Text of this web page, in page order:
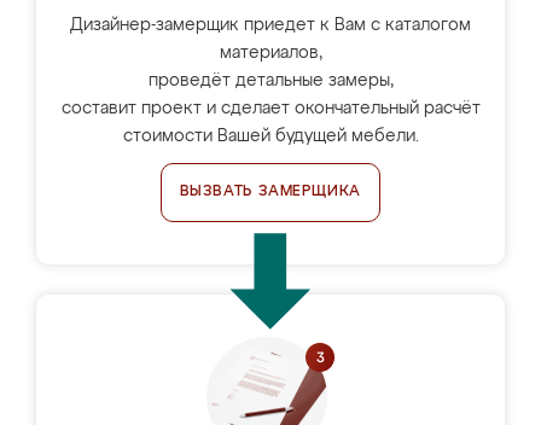
Дизайнер-замерщик приедет к Вам с каталогом
материалов,
проведёт детальные замеры,
составит проект и сделает окончательный расчёт
стоимости Вашей будущей мебели.
ВЫЗВАТЬ ЗАМЕРЩИКА